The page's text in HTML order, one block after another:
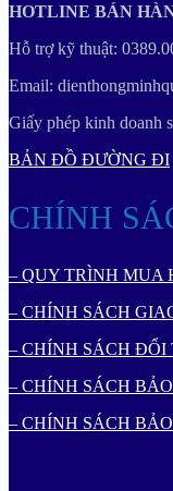
HOTLINE BÁN
Hỗ trợ kỹ thuật:
Email:
Giấy phép kinh doanh
BẢN ĐỒ ĐƯỜNG ĐI
CHÍNH
– QUY TRÌNH MUA
– CHÍNH SÁCH
– CHÍNH SÁCH
– CHÍNH SÁCH
– CHÍNH SÁCH